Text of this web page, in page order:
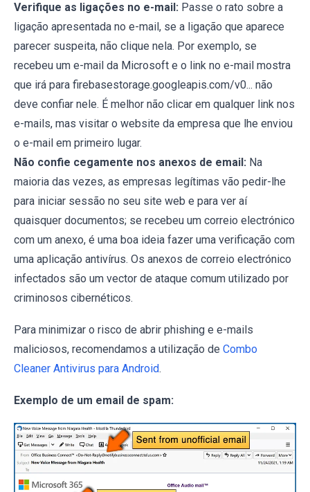
Verifique as ligações no e-mail: Passe o rato sobre a
ligação apresentada no e-mail, se a ligação que aparece
parecer suspeita, não clique nela. Por exemplo, se
recebeu um e-mail da Microsoft e o link no e-mail mostra
que irá para firebasestorage.googleapis.com/v0... não
deve confiar nele. É melhor não clicar em qualquer link nos
e-mails, mas visitar o website da empresa que lhe enviou
o e-mail em primeiro lugar.
Não confie cegamente nos anexos de email: Na
maioria das vezes, as empresas legítimas vão pedir-lhe
para iniciar sessão no seu site web e para ver aí
quaisquer documentos; se recebeu um correio electrónico
com um anexo, é uma boa ideia fazer uma verificação com
uma aplicação antivírus. Os anexos de correio electrónico
infectados são um vector de ataque comum utilizado por
criminosos cibernéticos.
Para minimizar o risco de abrir phishing e e-mails
maliciosos, recomendamos a utilização de Combo
Cleaner Antivirus para Android.
Exemplo de um email de spam: